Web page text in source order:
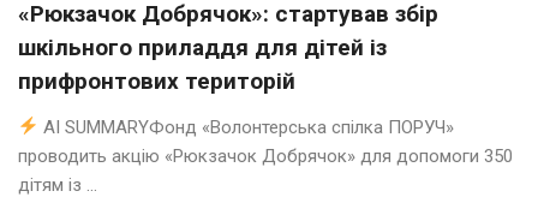
«Рюкзачок Добрячок»: стартував збір
шкільного приладдя для дітей із
прифронтових територій
AI SUMMARYФонд «Волонтерська спілка ПОРУЧ»
проводить акцію «Рюкзачок Добрячок» для допомоги 350
дітям із ...